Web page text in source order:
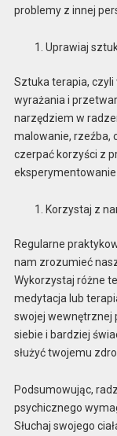
problemy z innej
Uprawiaj
Sztuka terapia,
wyrażania i
narzędziem w
malowanie, rzeźba,
czerpać korzyści z
Korzystaj z
Regularne
nam zrozumieć
Wykorzystaj różne
medytacja lub
swojej wewnętrznej
siebie i bardziej
służyć twojemu
Podsumowując,
psychicznego
Słuchaj swojego